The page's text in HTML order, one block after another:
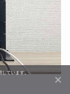
しています。